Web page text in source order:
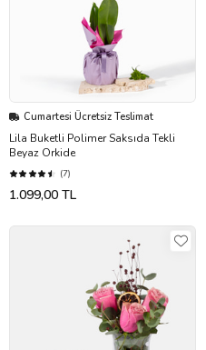
Cumartesi Ücretsiz Teslimat
Lila Buketli Polimer Saksıda Tekli
Beyaz Orkide
(7)
1.099,00 TL